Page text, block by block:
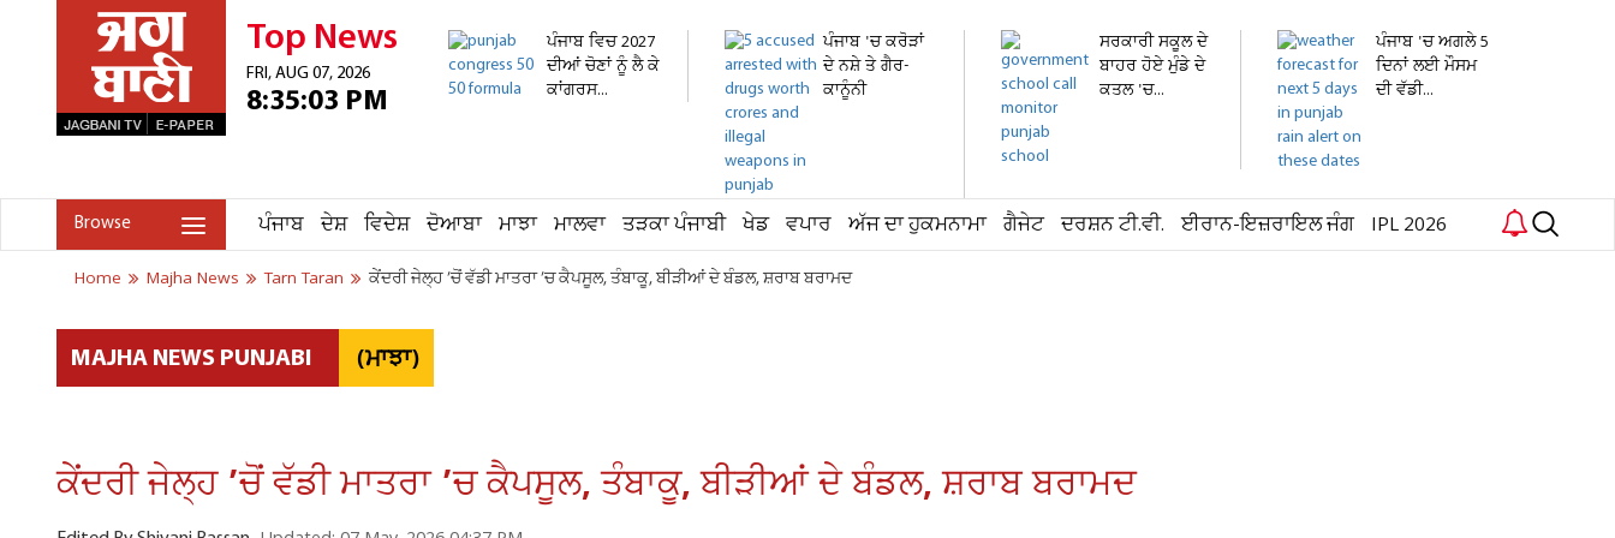
Top News
FRI, AUG 07, 2026
8:35:03 PM
ਪੰਜਾਬ ਵਿਚ 2027
ਦੀਆਂ ਚੋਣਾਂ ਨੂੰ ਲੈ ਕੇ
ਕਾਂਗਰਸ...
ਪੰਜਾਬ 'ਚ ਕਰੋੜਾਂ
ਦੇ ਨਸ਼ੇ ਤੇ ਗੈਰ-
ਕਾਨੂੰਨੀ
ਸਰਕਾਰੀ ਸਕੂਲ ਦੇ
ਬਾਹਰ ਹੋਏ ਮੁੰਡੇ ਦੇ
ਕਤਲ 'ਚ...
ਪੰਜਾਬ 'ਚ ਅਗਲੇ 5
ਦਿਨਾਂ ਲਈ ਮੌਸਮ
ਦੀ ਵੱਡੀ...
Browse ਪੰਜਾਬ ਦੇਸ਼ ਵਿਦੇਸ਼ ਦੋਆਬਾ ਮਾਝਾ ਮਾਲਵਾ ਤੜਕਾ ਪੰਜਾਬੀ ਖੇਡ ਵਪਾਰ ਅੱਜ ਦਾ ਹੁਕਮਨਾਮਾ ਗੈਜੇਟ ਦਰਸ਼ਨ ਟੀ.ਵੀ. ਈਰਾਨ-ਇਜ਼ਰਾਇਲ ਜੰਗ IPL 2026
Home Majha News Tarn Taran ਕੇਂਦਰੀ ਜੇਲ੍ਹ ’ਚੋਂ ਵੱਡੀ ਮਾਤਰਾ ’ਚ ਕੈਪਸੂਲ, ਤੰਬਾਕੂ, ਬੀੜੀਆਂ ਦੇ ਬੰਡਲ, ਸ਼ਰਾਬ ਬਰਾਮਦ
MAJHA NEWS PUNJABI (ਮਾਝਾ)
ਕੇਂਦਰੀ ਜੇਲ੍ਹ ’ਚੋਂ ਵੱਡੀ ਮਾਤਰਾ ’ਚ ਕੈਪਸੂਲ, ਤੰਬਾਕੂ, ਬੀੜੀਆਂ ਦੇ ਬੰਡਲ, ਸ਼ਰਾਬ ਬਰਾਮਦ